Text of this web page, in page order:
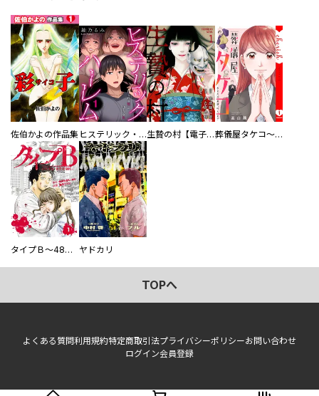
佐伯かよの作品集 ヒステリック・ハーレム～搾られる男と堕ちる女～【電子単行本版】 生贄の村【電子単行本版】 葬儀屋タケコ～あなたの最期、叶えます【電子単行本版】
タイプＢ～48時間後、致死率100％～【単話】 ヤドカリ
TOPへ
よくある質問利用規約特定商取引法プライバシーポリシーお問い合わせ
ログイン会員登録